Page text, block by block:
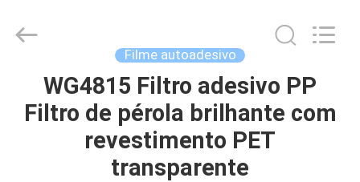
CASA
PRODUTOS
CO,LTD.
Filme autoadesivo
WG4815 Filtro adesivo PP
Filtro de pérola brilhante com
revestimento PET
transparente